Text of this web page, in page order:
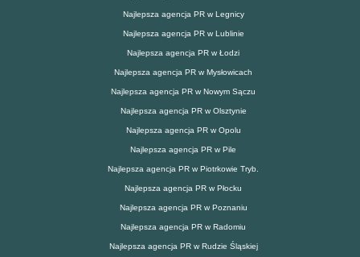
Najlepsza agencja PR w Legnicy
Najlepsza agencja PR w Lublinie
Najlepsza agencja PR w Łodzi
Najlepsza agencja PR w Mysłowicach
Najlepsza agencja PR w Nowym Sączu
Najlepsza agencja PR w Olsztynie
Najlepsza agencja PR w Opolu
Najlepsza agencja PR w Pile
Najlepsza agencja PR w Piotrkowie Tryb.
Najlepsza agencja PR w Płocku
Najlepsza agencja PR w Poznaniu
Najlepsza agencja PR w Radomiu
Najlepsza agencja PR w Rudzie Śląskiej